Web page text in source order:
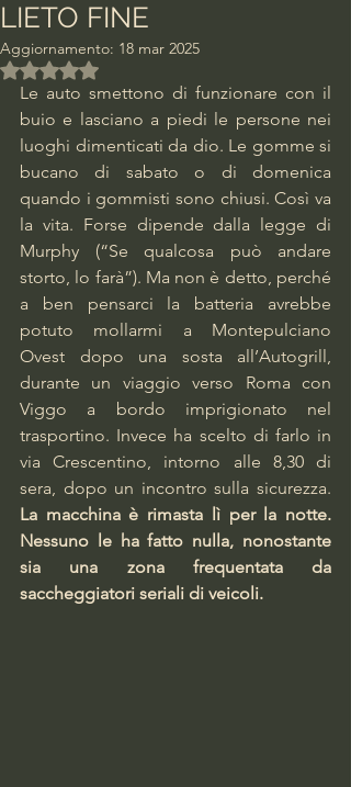
LIETO FINE
Aggiornamento: 18 mar 2025
Valutazione NaN stelle su 5.
Le auto smettono di funzionare con il
buio e lasciano a piedi le persone nei
luoghi dimenticati da dio. Le gomme si
bucano di sabato o di domenica
quando i gommisti sono chiusi. Così va
la vita. Forse dipende dalla legge di
Murphy (“Se qualcosa può andare
storto, lo farà”). Ma non è detto, perché
a ben pensarci la batteria avrebbe
potuto mollarmi a Montepulciano
Ovest dopo una sosta all’Autogrill,
durante un viaggio verso Roma con
Viggo a bordo imprigionato nel
trasportino. Invece ha scelto di farlo in
via Crescentino, intorno alle 8,30 di
La macchina è rimasta lì per la notte.
Nessuno le ha fatto nulla, nonostante
sia una zona frequentata da
saccheggiatori seriali di veicoli.